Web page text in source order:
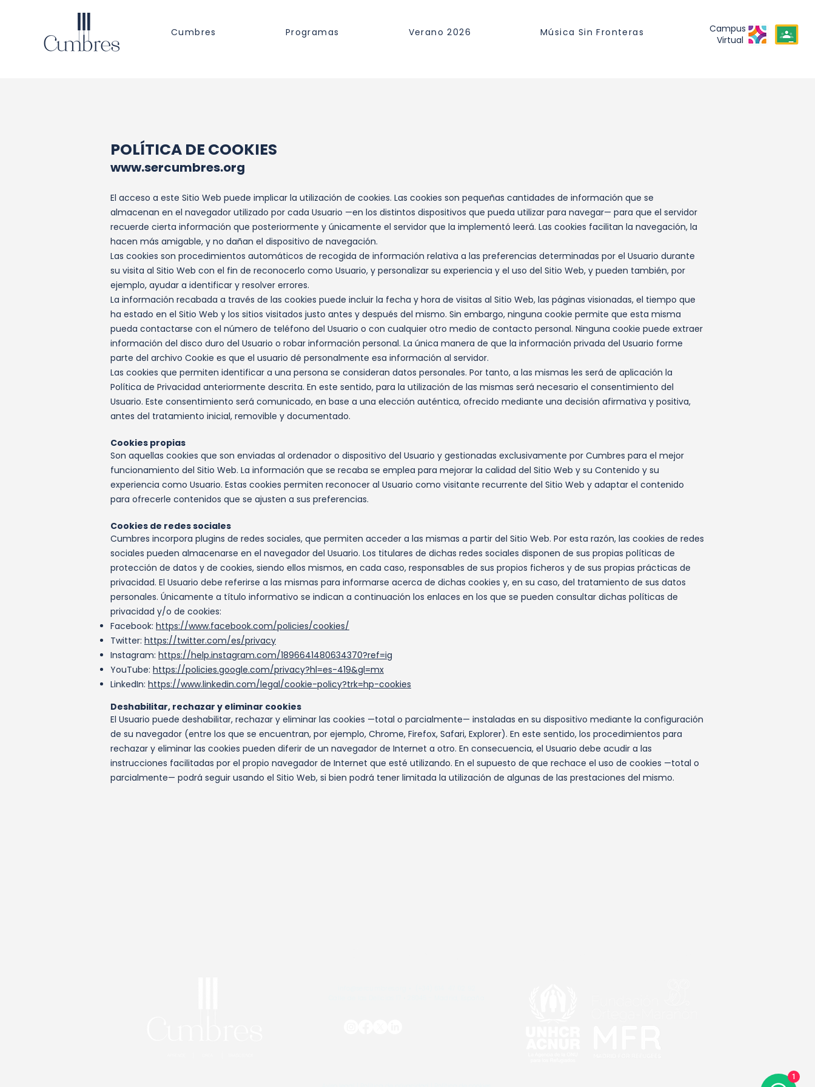
Cumbres Programas Verano 2026 Música Sin Fronteras
Campus
Virtual
POLÍTICA DE COOKIES
www.sercumbres.org
El acceso a este Sitio Web puede implicar la utilización de cookies. Las cookies son pequeñas cantidades de información que se
almacenan en el navegador utilizado por cada Usuario —en los distintos dispositivos que pueda utilizar para navegar— para que el servidor
recuerde cierta información que posteriormente y únicamente el servidor que la implementó leerá. Las cookies facilitan la navegación, la
hacen más amigable, y no dañan el dispositivo de navegación.
Las cookies son procedimientos automáticos de recogida de información relativa a las preferencias determinadas por el Usuario durante
su visita al Sitio Web con el fin de reconocerlo como Usuario, y personalizar su experiencia y el uso del Sitio Web, y pueden también, por
ejemplo, ayudar a identificar y resolver errores.
La información recabada a través de las cookies puede incluir la fecha y hora de visitas al Sitio Web, las páginas visionadas, el tiempo que
ha estado en el Sitio Web y los sitios visitados justo antes y después del mismo. Sin embargo, ninguna cookie permite que esta misma
pueda contactarse con el número de teléfono del Usuario o con cualquier otro medio de contacto personal. Ninguna cookie puede extraer
información del disco duro del Usuario o robar información personal. La única manera de que la información privada del Usuario forme
parte del archivo Cookie es que el usuario dé personalmente esa información al servidor.
Las cookies que permiten identificar a una persona se consideran datos personales. Por tanto, a las mismas les será de aplicación la
Política de Privacidad anteriormente descrita. En este sentido, para la utilización de las mismas será necesario el consentimiento del
Usuario. Este consentimiento será comunicado, en base a una elección auténtica, ofrecido mediante una decisión afirmativa y positiva,
antes del tratamiento inicial, removible y documentado.
Cookies propias
Son aquellas cookies que son enviadas al ordenador o dispositivo del Usuario y gestionadas exclusivamente por Cumbres para el mejor
funcionamiento del Sitio Web. La información que se recaba se emplea para mejorar la calidad del Sitio Web y su Contenido y su
experiencia como Usuario. Estas cookies permiten reconocer al Usuario como visitante recurrente del Sitio Web y adaptar el contenido
para ofrecerle contenidos que se ajusten a sus preferencias.
Cookies de redes sociales
Cumbres incorpora plugins de redes sociales, que permiten acceder a las mismas a partir del Sitio Web. Por esta razón, las cookies de redes
sociales pueden almacenarse en el navegador del Usuario. Los titulares de dichas redes sociales disponen de sus propias políticas de
protección de datos y de cookies, siendo ellos mismos, en cada caso, responsables de sus propios ficheros y de sus propias prácticas de
privacidad. El Usuario debe referirse a las mismas para informarse acerca de dichas cookies y, en su caso, del tratamiento de sus datos
personales. Únicamente a título informativo se indican a continuación los enlaces en los que se pueden consultar dichas políticas de
privacidad y/o de cookies:
Facebook: https://www.facebook.com/policies/cookies/
Twitter: https://twitter.com/es/privacy
Instagram: https://help.instagram.com/1896641480634370?ref=ig
YouTube: https://policies.google.com/privacy?hl=es-419&gl=mx
LinkedIn: https://www.linkedin.com/legal/cookie-policy?trk=hp-cookies
Deshabilitar, rechazar y eliminar cookies
El Usuario puede deshabilitar, rechazar y eliminar las cookies —total o parcialmente— instaladas en su dispositivo mediante la configuración
de su navegador (entre los que se encuentran, por ejemplo, Chrome, Firefox, Safari, Explorer). En este sentido, los procedimientos para
rechazar y eliminar las cookies pueden diferir de un navegador de Internet a otro. En consecuencia, el Usuario debe acudir a las
instrucciones facilitadas por el propio navegador de Internet que esté utilizando. En el supuesto de que rechace el uso de cookies —total o
parcialmente— podrá seguir usando el Sitio Web, si bien podrá tener limitada la utilización de algunas de las prestaciones del mismo.
1